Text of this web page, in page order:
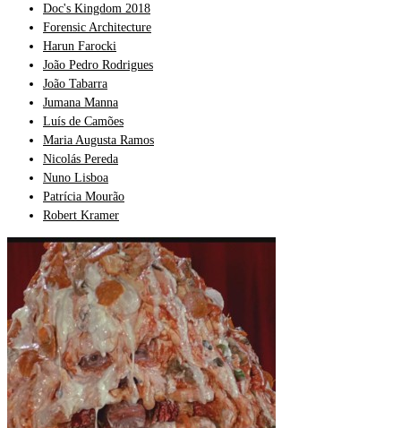
Doc's Kingdom 2018
Forensic Architecture
Harun Farocki
João Pedro Rodrigues
João Tabarra
Jumana Manna
Luís de Camões
Maria Augusta Ramos
Nicolás Pereda
Nuno Lisboa
Patrícia Mourão
Robert Kramer